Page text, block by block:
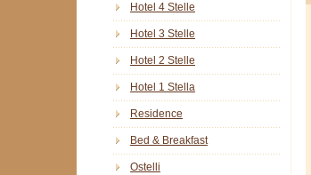
Hotel 4 Stelle
Hotel 3 Stelle
Hotel 2 Stelle
Hotel 1 Stella
Residence
Bed & Breakfast
Ostelli